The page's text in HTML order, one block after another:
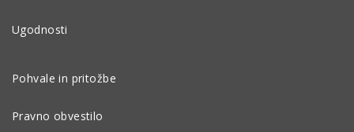
Ugodnosti
Pohvale in pritožbe
Pravno obvestilo